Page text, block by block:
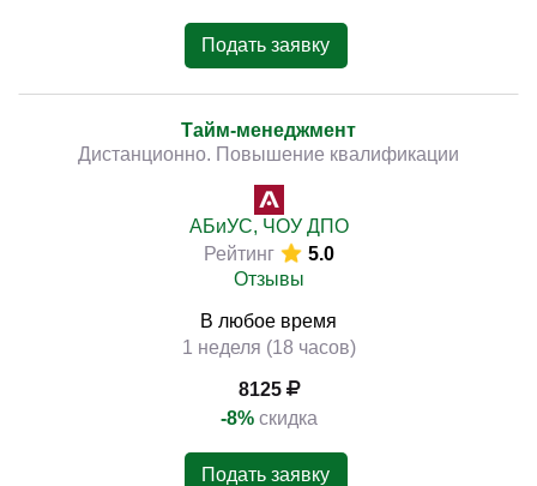
Подать заявку
Тайм-менеджмент
Дистанционно. Повышение квалификации
АБиУС, ЧОУ ДПО
Рейтинг
5.0
Отзывы
В любое время
1 неделя (18 часов)
8125
-8% скидка
Подать заявку